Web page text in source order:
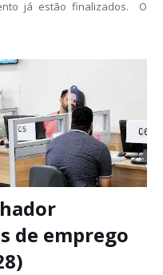
já estão finalizados. O
de emprego